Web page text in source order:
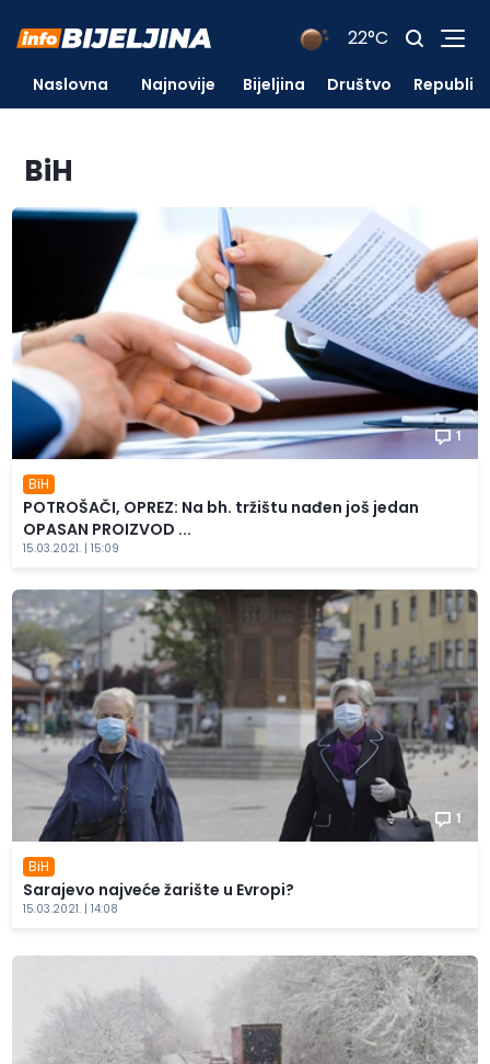
22°C
Naslovna Najnovije Bijeljina Društvo
BiH
1
BiH
POTROŠAČI, OPREZ: Na bh. tržištu nađen još jedan
OPASAN PROIZVOD ...
15.03.2021. | 15:09
1
BiH
Sarajevo najveće žarište u Evropi?
15.03.2021. | 14:08